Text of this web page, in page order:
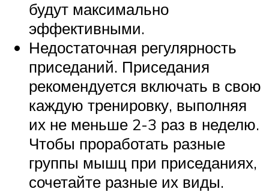
будут максимально
эффективными.
Недостаточная регулярность
приседаний. Приседания
рекомендуется включать в свою
каждую тренировку, выполняя
их не меньше 2-3 раз в неделю.
Чтобы проработать разные
группы мышц при приседаниях,
сочетайте разные их виды.